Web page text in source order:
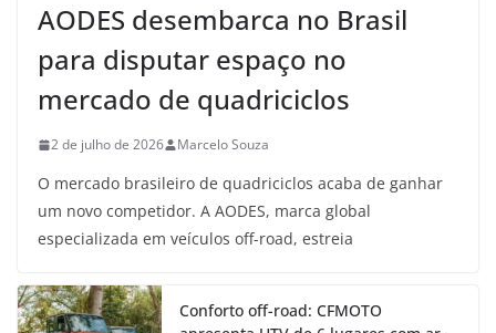
AODES desembarca no Brasil
para disputar espaço no
mercado de quadriciclos
2 de julho de 2026 Marcelo Souza
O mercado brasileiro de quadriciclos acaba de ganhar
um novo competidor. A AODES, marca global
especializada em veículos off-road, estreia
Conforto off-road: CFMOTO